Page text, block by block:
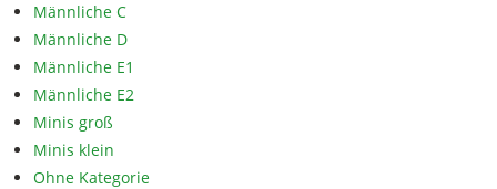
Männliche C
Männliche D
Männliche E1
Männliche E2
Minis groß
Minis klein
Ohne Kategorie